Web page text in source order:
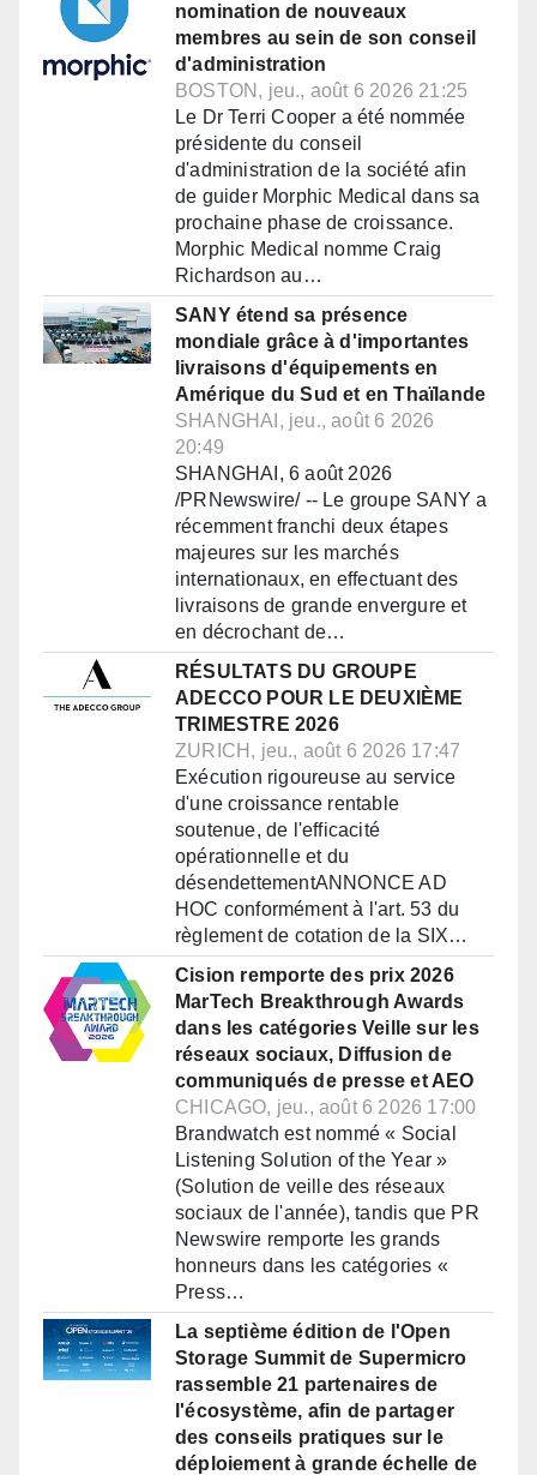
nomination de nouveaux
membres au sein de son conseil
d'administration
BOSTON, jeu., août 6 2026 21:25
Le Dr Terri Cooper a été nommée
présidente du conseil
d'administration de la société afin
de guider Morphic Medical dans sa
prochaine phase de croissance.
Morphic Medical nomme Craig
Richardson au…
SANY étend sa présence
mondiale grâce à d'importantes
livraisons d'équipements en
Amérique du Sud et en Thaïlande
SHANGHAI, jeu., août 6 2026
20:49
SHANGHAI, 6 août 2026
/PRNewswire/ -- Le groupe SANY a
récemment franchi deux étapes
majeures sur les marchés
internationaux, en effectuant des
livraisons de grande envergure et
en décrochant de…
RÉSULTATS DU GROUPE
ADECCO POUR LE DEUXIÈME
TRIMESTRE 2026
ZURICH, jeu., août 6 2026 17:47
Exécution rigoureuse au service
d'une croissance rentable
soutenue, de l'efficacité
opérationnelle et du
désendettementANNONCE AD
HOC conformément à l'art. 53 du
règlement de cotation de la SIX…
Cision remporte des prix 2026
MarTech Breakthrough Awards
dans les catégories Veille sur les
réseaux sociaux, Diffusion de
communiqués de presse et AEO
CHICAGO, jeu., août 6 2026 17:00
Brandwatch est nommé « Social
Listening Solution of the Year »
(Solution de veille des réseaux
sociaux de l'année), tandis que PR
Newswire remporte les grands
honneurs dans les catégories «
Press…
La septième édition de l'Open
Storage Summit de Supermicro
rassemble 21 partenaires de
l'écosystème, afin de partager
des conseils pratiques sur le
déploiement à grande échelle de